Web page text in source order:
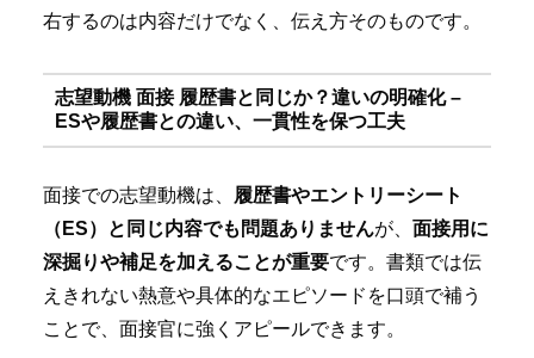
右するのは内容だけでなく、伝え方そのものです。
志望動機 面接 履歴書と同じか？違いの明確化 –
ESや履歴書との違い、一貫性を保つ工夫
面接での志望動機は、
履歴書やエントリーシート
（ES）と同じ内容でも問題ありませんが、 面接用に
深掘りや補足を加えることが重要です。書類では伝
えきれない熱意や具体的なエピソードを口頭で補う
ことで、面接官に強くアピールできます。